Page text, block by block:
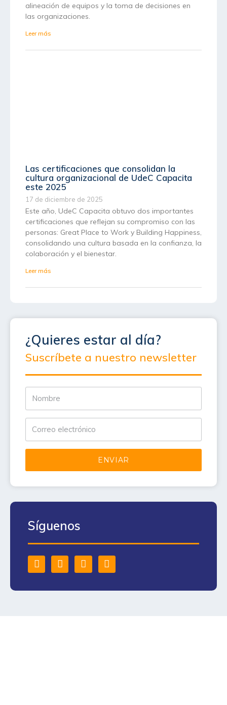
alineación de equipos y la toma de decisiones en
las organizaciones.
Leer más
Las certificaciones que consolidan la
cultura organizacional de UdeC Capacita
este 2025
17 de diciembre de 2025
Este año, UdeC Capacita obtuvo dos importantes
certificaciones que reflejan su compromiso con las
personas: Great Place to Work y Building Happiness,
consolidando una cultura basada en la confianza, la
colaboración y el bienestar.
Leer más
¿Quieres estar al día?
Suscríbete a nuestro newsletter
ENVIAR
Síguenos